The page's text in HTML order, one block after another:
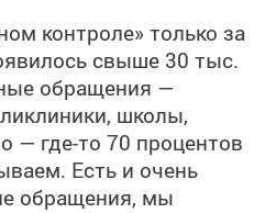
контроле» только за
свыше 30 тыс.
обращения —
школы,
— где-то 70 процентов
Есть и очень
обращения, мы